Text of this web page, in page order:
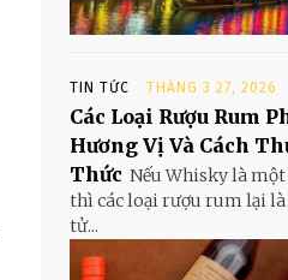
TIN TỨC THÁNG 3 27, 2026
Các Loại Rượu Rum
Hương Vị Và Cách
Thức Nếu Whisky là
thì các loại rượu rum lại
tử...